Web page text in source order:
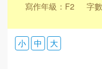
寫作年級：F2
字
小 中 大